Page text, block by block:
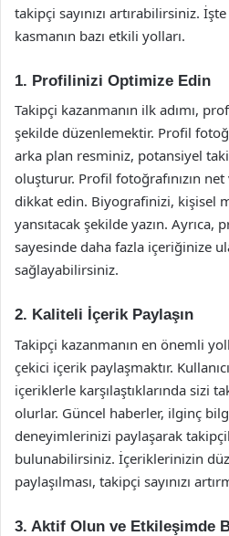
takipçi sayınızı artırabilirsiniz.
kasmanın bazı etkili yolları.
1. Profilinizi Optimize Edin
Takipçi kazanmanın ilk adımı,
şekilde düzenlemektir. Profil
arka plan resminiz, potansiyel
oluşturur. Profil fotoğrafınızın
dikkat edin. Biyografinizi, kişisel
yansıtacak şekilde yazın. Ayrıca,
sayesinde daha fazla içeriğinize
sağlayabilirsiniz.
2. Kaliteli İçerik Paylaşın
Takipçi kazanmanın en önemli
çekici içerik paylaşmaktır.
içeriklerle karşılaştıklarında sizi
olurlar. Güncel haberler, ilginç
deneyimlerinizi paylaşarak
bulunabilirsiniz. İçeriklerinizin
paylaşılması, takipçi sayınızı
3. Aktif Olun ve Etkileşimde